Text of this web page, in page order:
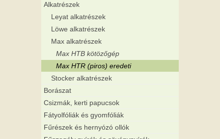
Alkatrészek
Leyat alkatrészek
Löwe alkatrészek
Max alkatrészek
Max HTB kötözőgép
Max HTR (piros) eredeti
Stocker alkatrészek
Borászat
Csizmák, kerti papucsok
Fátyolfóliák és gyomfóliák
Fűrészek és hernyózó ollók